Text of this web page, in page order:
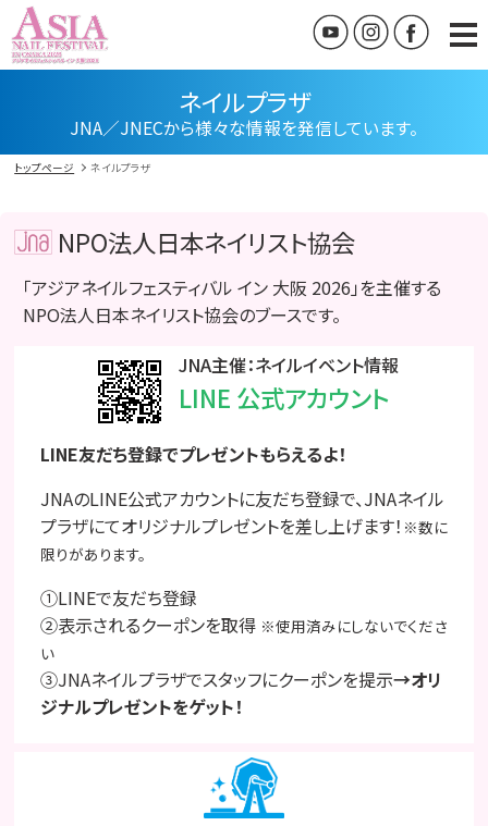
ネイルプラザ
JNA／JNECから様々な情報を発信しています。
トップページ ネイルプラザ
NPO法人日本ネイリスト協会
「アジアネイルフェスティバル イン 大阪 2026」を主催する
NPO法人日本ネイリスト協会のブースです。
JNA主催：ネイルイベント情報
LINE 公式アカウント
LINE友だち登録でプレゼントもらえるよ！
JNAのLINE公式アカウントに友だち登録で、JNAネイル
プラザにてオリジナルプレゼントを差し上げます！ ※数に
限りがあります。
①LINEで友だち登録
②表示されるクーポンを取得 ※使用済みにしないでくださ
い
③JNAネイルプラザでスタッフにクーポンを提示→オリ
ジナルプレゼントをゲット！